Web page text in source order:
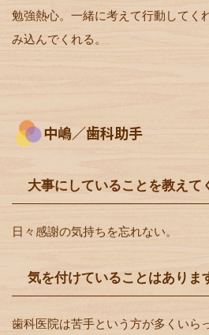
勉強熱心。一緒に考えて行動してく
み込んでくれる。
中嶋／歯科助手
大事にしていることを教えて
日々感謝の気持ちを忘れない。
気を付けていることはありま
歯科医院は苦手という方が多くいら